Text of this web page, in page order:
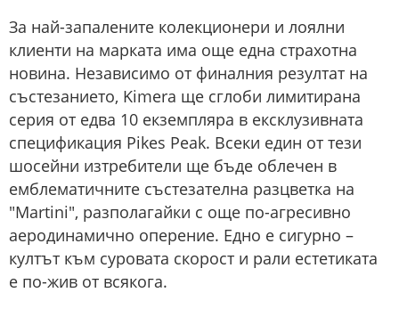
За най-запалените колекционери и лоялни
клиенти на марката има още една страхотна
новина. Независимо от финалния резултат на
състезанието, Kimera ще сглоби лимитирана
серия от едва 10 екземпляра в ексклузивната
спецификация Pikes Peak. Всеки един от тези
шосейни изтребители ще бъде облечен в
емблематичните състезателна разцветка на
"Martini", разполагайки с още по-агресивно
аеродинамично оперение. Едно е сигурно –
култът към суровата скорост и рали естетиката
е по-жив от всякога.